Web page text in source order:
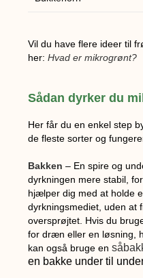
Vil du have flere ideer til
her:Hvad er mikrogrønt?
Sådan dyrker du
Her får du en enkel step
de fleste sorter og
Bakken – En spire og
dyrkningen mere stabil,
hjælper dig med at holde
dyrkningsmediet, uden at
oversprøjtet. Hvis du
for dræn eller en løsning,
kan også bruge en
en bakke under til